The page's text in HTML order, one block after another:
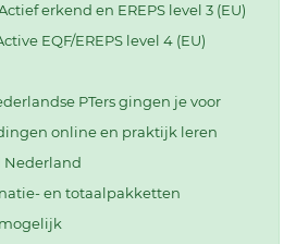
erkend en EREPS level 3 (EU)
EQF/EREPS level 4 (EU)
PTers gingen je voor
online en praktijk leren
Nederland
en totaalpakketten